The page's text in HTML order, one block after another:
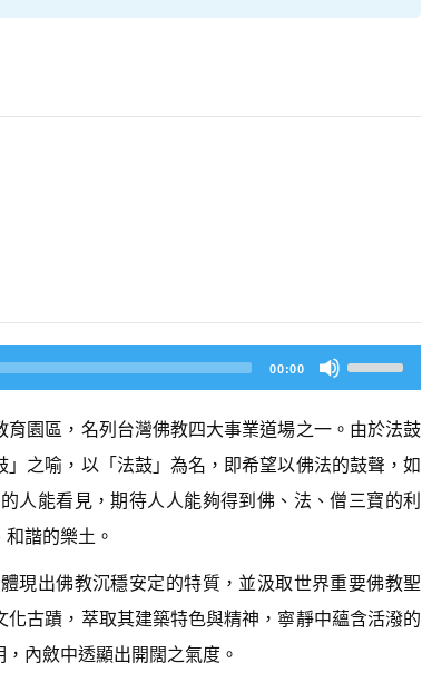
00:00
s
e
p/
D
o
w
n
r
o
w
園區，名列台灣佛教四大事業道場之一。由於法鼓
之喻，以「法鼓」為名，即希望以佛法的鼓聲，如
人能看見，期待人人能夠得到佛、法、僧三寶的利
諧的樂土。
現出佛教沉穩安定的特質，並汲取世界重要佛教聖
古蹟，萃取其建築特色與精神，寧靜中蘊含活潑的
內斂中透顯出開闊之氣度。